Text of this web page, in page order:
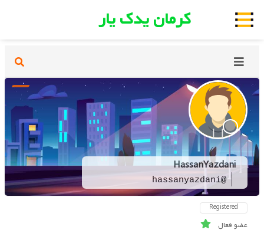
کرمان یدک یار
HassanYazdani
@hassanyazdani
Registered
عضو فعال